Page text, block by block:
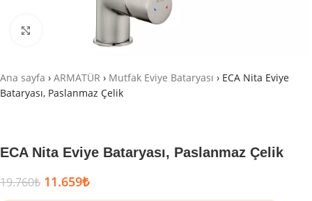
Büyütmek için tıklayın
Ana sayfa › ARMATÜR › Mutfak Eviye Bataryası › ECA Nita Eviye
Bataryası, Paslanmaz Çelik
ECA Nita Eviye Bataryası, Paslanmaz Çelik
19.760₺ 11.659₺